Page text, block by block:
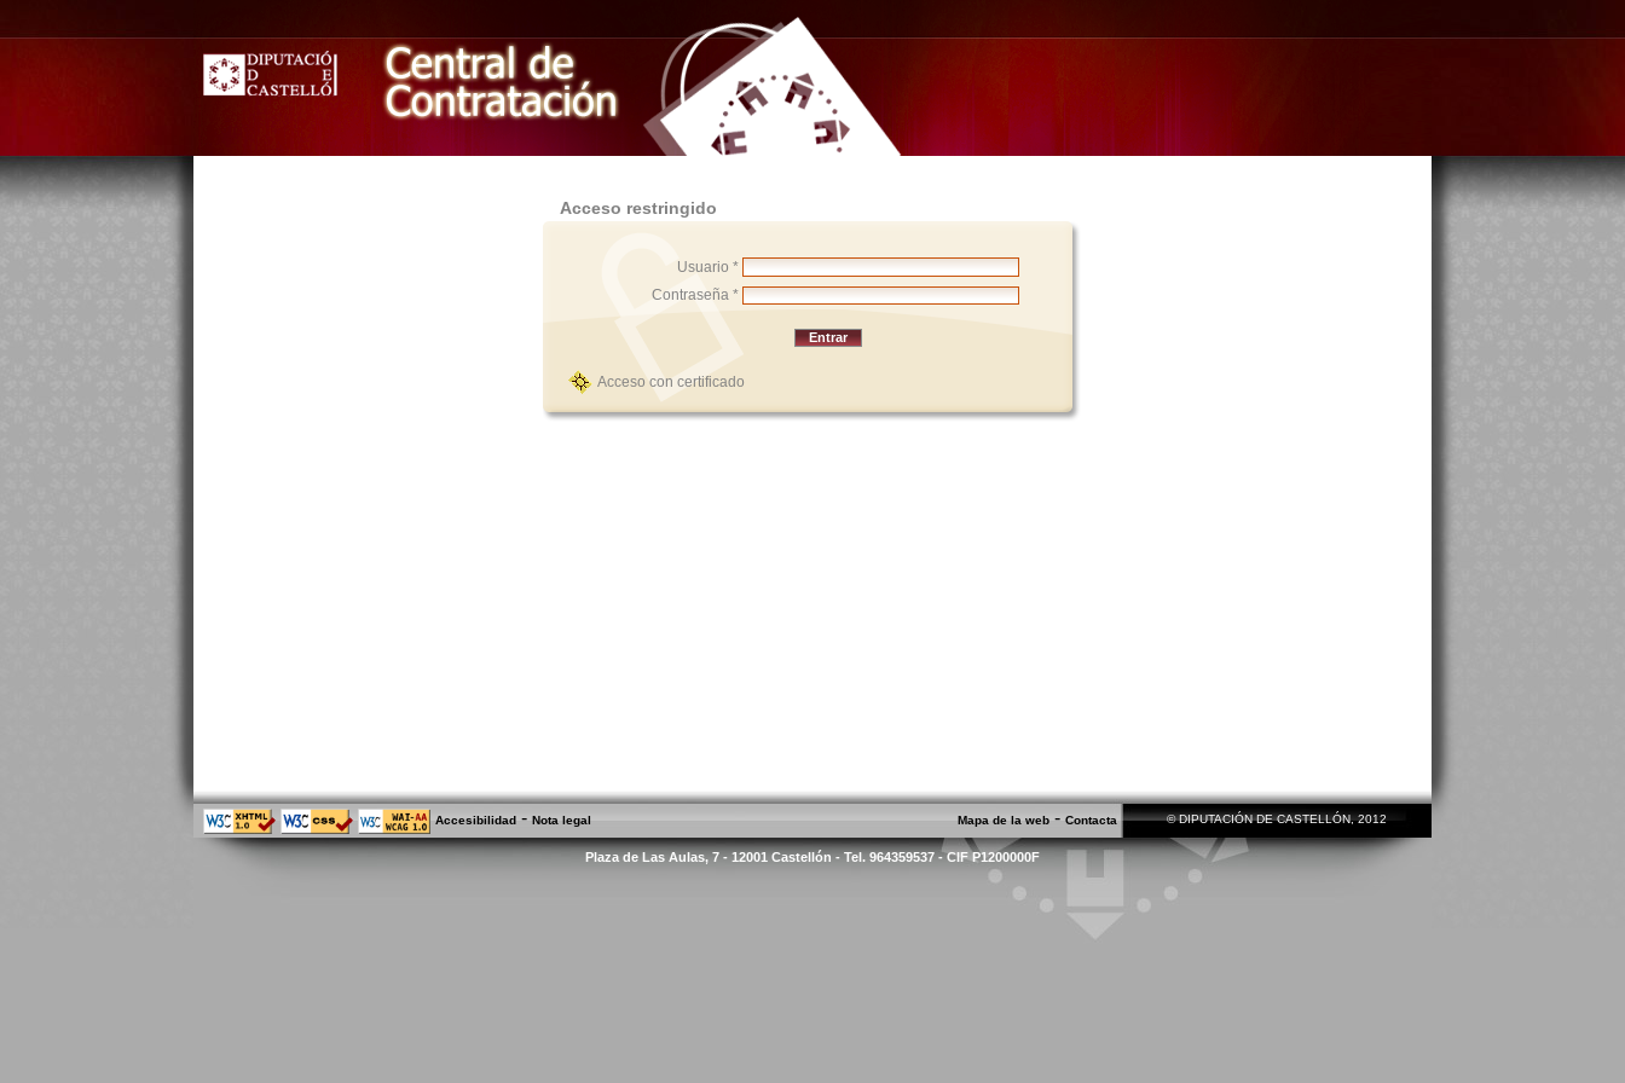
Acceso restringido
Usuario *
Contraseña *
Acceso con certificado
Accesibilidad - Nota legal Mapa de la web - Contacta © DIPUTACIÓN DE CASTELLÓN, 2012
Plaza de Las Aulas, 7 - 12001 Castellón - Tel. 964359537 - CIF P1200000F